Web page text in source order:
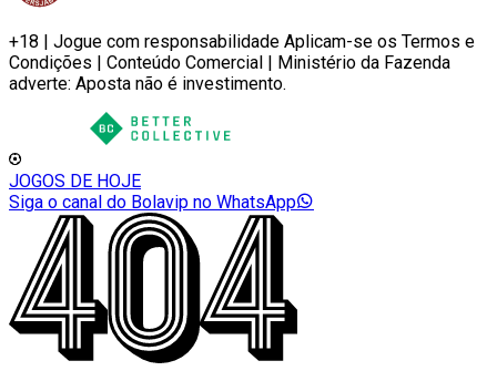
+18 | Jogue com responsabilidade Aplicam-se os Termos e
Condições | Conteúdo Comercial | Ministério da Fazenda
adverte: Aposta não é investimento.
JOGOS DE HOJE
Siga o canal do Bolavip no WhatsApp